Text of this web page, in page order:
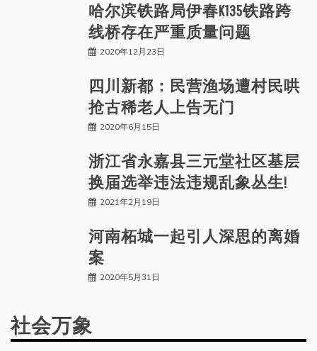
哈尔滨铁路局伊春K135铁路跨
线桥存在严重质量问题
2020年12月23日
四川新都：民营渔场遭村民哄
抢古稀老人上告无门
2020年6月15日
浙江省永嘉县三元堂社区基层
换届选举违法违规乱象丛生!
2021年2月19日
河南柘城一起引人深思的离婚
案
2020年5月31日
社会万象